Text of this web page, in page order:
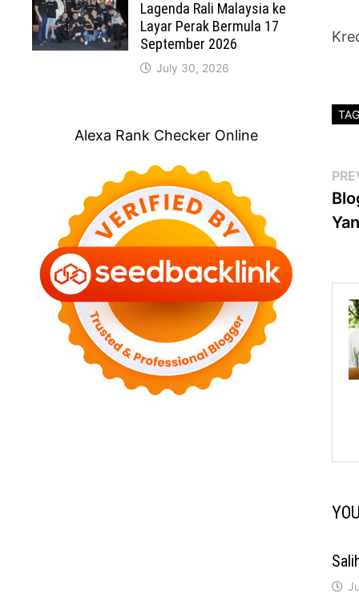
Lagenda Rali Malaysia ke
Layar Perak Bermula 17
September 2026
July 30, 2026
Alexa Rank Checker Online